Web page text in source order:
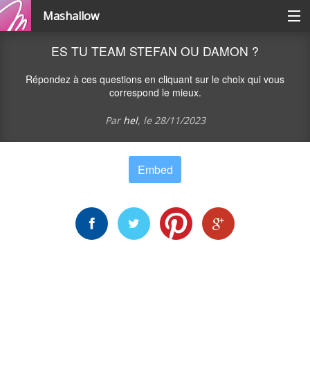
Mashallow
Catégories
Se connecter / s'inscrire
Créer un quizz
ES TU TEAM STEFAN OU DAMON ?
Répondez à ces questions en cliquant sur le choix qui vous
correspond le mieux.
Par hel, le28/11/2023
Embed